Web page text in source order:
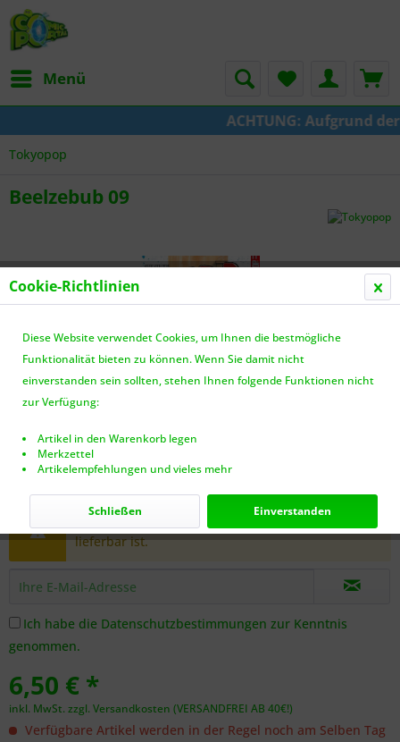
Menü
ACHTUNG: Aufgrund
Tokyopop
Beelzebub 09
Dieser Artikel steht derzeit nicht zur Verfügung!
Benachrichtigen Sie mich, sobald der Artikel
lieferbar ist.
Ich habe die Datenschutzbestimmungen zur Kenntnis
genommen.
6,50 € *
inkl. MwSt. zzgl. Versandkosten (VERSANDFREI AB 40€!)
Verfügbare Artikel werden in der Regel noch am Selben Tag
Cookie-Richtlinien
Diese Website verwendet Cookies, um Ihnen die bestmögliche
Funktionalität bieten zu können. Wenn Sie damit nicht
einverstanden sein sollten, stehen Ihnen folgende Funktionen nicht
zur Verfügung:
Artikel in den Warenkorb legen
Merkzettel
Artikelempfehlungen und vieles mehr
Einverstanden
Schließen